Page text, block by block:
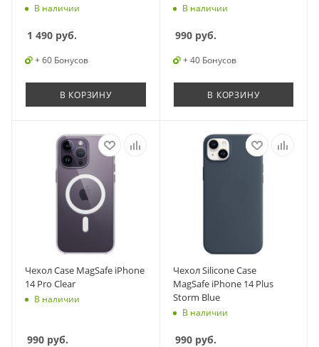
В наличии
1 490 руб.
+ 60 Бонусов
В КОРЗИНУ
В наличии
990руб.
+ 40 Бонусов
В КОРЗИНУ
Чехол Case MagSafe iPhone
14 Pro Clear
В наличии
990 руб.
Чехол Silicone Case
MagSafe iPhone 14 Plus
Storm Blue
В наличии
990руб.